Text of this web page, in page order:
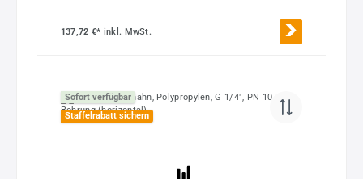
137,72 €* inkl. MwSt.
Sofort verfügbar
Staffelrabatt sichern